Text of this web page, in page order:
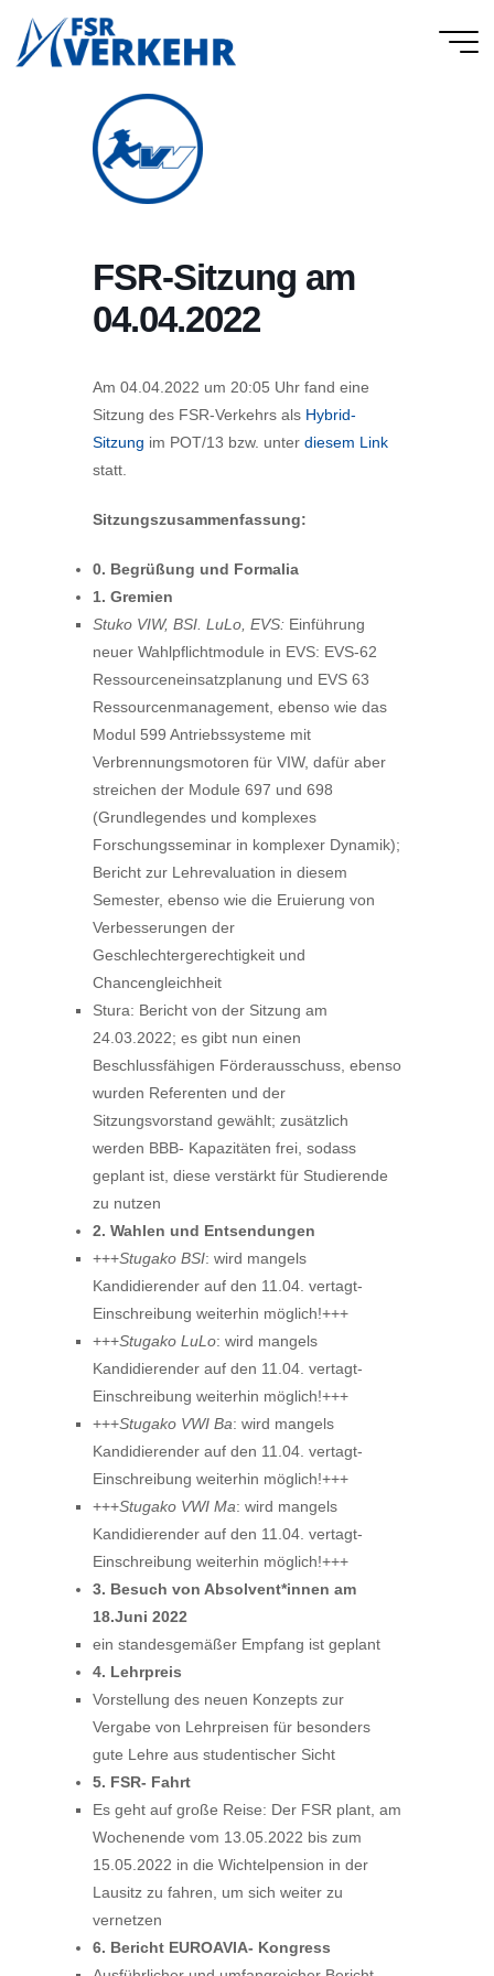
content
FSR-Sitzung am
04.04.2022
Am 04.04.2022 um 20:05 Uhr fand eine
Sitzung des FSR-Verkehrs als Hybrid-
Sitzung im POT/13 bzw. unter diesem Link
statt.
Sitzungszusammenfassung:
0. Begrüßung und Formalia
1. Gremien
Stuko VIW, BSI. LuLo, EVS: Einführung
neuer Wahlpflichtmodule in EVS: EVS-62
Ressourceneinsatzplanung und EVS 63
Ressourcenmanagement, ebenso wie das
Modul 599 Antriebssysteme mit
Verbrennungsmotoren für VIW, dafür aber
streichen der Module 697 und 698
(Grundlegendes und komplexes
Forschungsseminar in komplexer Dynamik);
Bericht zur Lehrevaluation in diesem
Semester, ebenso wie die Eruierung von
Verbesserungen der
Geschlechtergerechtigkeit und
Chancengleichheit
Stura: Bericht von der Sitzung am
24.03.2022; es gibt nun einen
Beschlussfähigen Förderausschuss, ebenso
wurden Referenten und der
Sitzungsvorstand gewählt; zusätzlich
werden BBB- Kapazitäten frei, sodass
geplant ist, diese verstärkt für Studierende
zu nutzen
2. Wahlen und Entsendungen
+++Stugako BSI: wird mangels
Kandidierender auf den 11.04. vertagt-
Einschreibung weiterhin möglich!+++
+++Stugako LuLo: wird mangels
Kandidierender auf den 11.04. vertagt-
Einschreibung weiterhin möglich!+++
+++Stugako VWI Ba: wird mangels
Kandidierender auf den 11.04. vertagt-
Einschreibung weiterhin möglich!+++
+++Stugako VWI Ma: wird mangels
Kandidierender auf den 11.04. vertagt-
Einschreibung weiterhin möglich!+++
3. Besuch von Absolvent*innen am
18.Juni 2022
ein standesgemäßer Empfang ist geplant
4. Lehrpreis
Vorstellung des neuen Konzepts zur
Vergabe von Lehrpreisen für besonders
gute Lehre aus studentischer Sicht
5. FSR- Fahrt
Es geht auf große Reise: Der FSR plant, am
Wochenende vom 13.05.2022 bis zum
15.05.2022 in die Wichtelpension in der
Lausitz zu fahren, um sich weiter zu
vernetzen
6. Bericht EUROAVIA- Kongress